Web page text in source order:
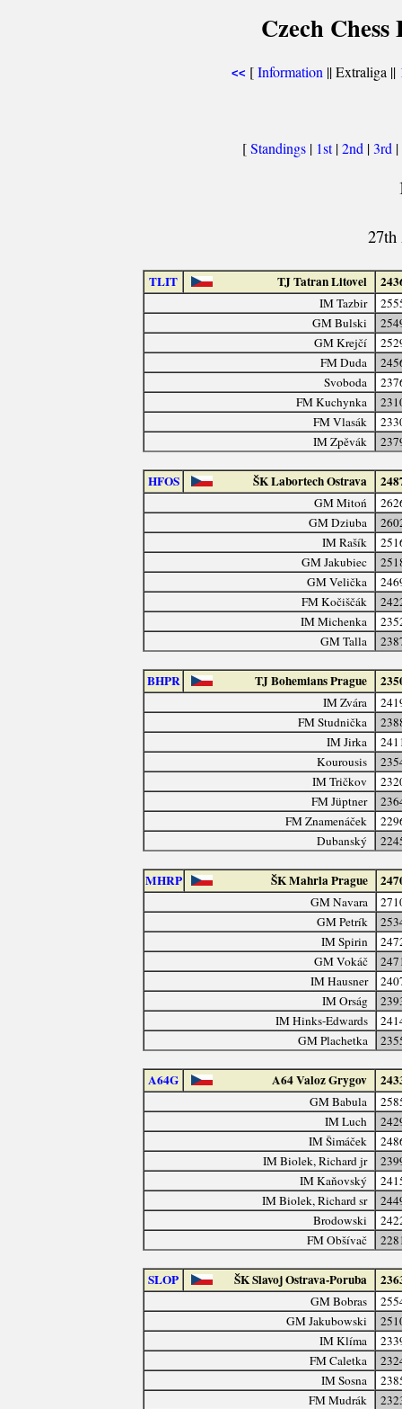
Czech
<< [Information || Extraliga ||
[Standings | 1st|2nd |3rd |
TLIT TJ Tatran Litovel
IM Tazbir
GM Bulski
GM Krejčí
FM Duda
Svoboda
FM Kuchynka
FM Vlasák
IM Zpěvák
HFOS ŠK Labortech Ostrava
GM Mitoń
GM Dziuba
IM Rašík
GM Jakubiec
GM Velička
FM Kočiščák
IM Michenka
GM Talla
BHPR TJ Bohemians Prague
IM Zvára
FM Studnička
IM Jirka
Kourousis
IM Tričkov
FM Jüptner
FM Znamenáček
Dubanský
MHRP ŠK Mahrla Prague
GM Navara
GM Petrík
IM Spirin
GM Vokáč
IM Hausner
IM Orság
IM Hinks-Edwards
GM Plachetka
A64G A64 Valoz Grygov
GM Babula
IM Luch
IM Šimáček
IM Biolek, Richard jr
IM Kaňovský
IM Biolek, Richard sr
Brodowski
FM Obšívač
SLOP ŠK Slavoj Ostrava-Poruba
GM Bobras
GM Jakubowski
IM Klíma
FM Caletka
IM Sosna
FM Mudrák